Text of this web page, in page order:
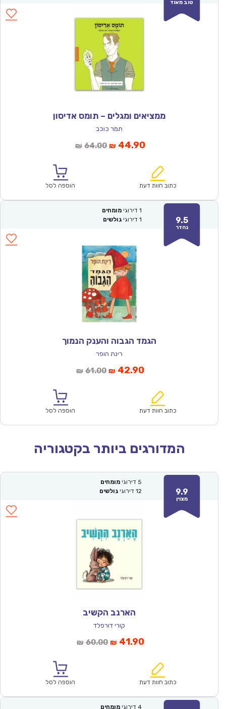
טוב מאוד
ממציאים ומגלים – תומס אדיסון
תמר כוכב
₪ 64.00המחיר
₪64.00.
₪ 44.90המחיר
הוא:
כתוב חוות דעת הוספה לסל
9.5
נהדר
1 דירוגי מומחים
1 דירוגי גולשים
הגמד הגבוה והענק הנמוך
רינת הופר
₪ 61.00המחיר
₪61.00.
₪ 42.90המחיר
הוא:
כתוב חוות דעת הוספה לסל
המדורגים ביותר בקטגוריה
9.9
מצוין
5 דירוגי מומחים
12 דירוגי גולשים
הארנב הקשיב
קורי דורפלד
₪ 60.00המחיר
₪60.00.
₪ 41.90המחיר
הוא:
כתוב חוות דעת הוספה לסל
4 דירוגי מומחים